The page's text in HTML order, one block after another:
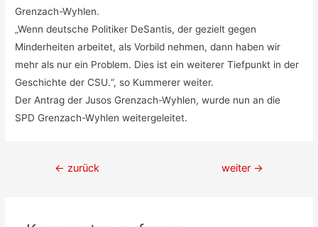
Grenzach-Wyhlen.
„Wenn deutsche Politiker DeSantis, der gezielt gegen
Minderheiten arbeitet, als Vorbild nehmen, dann haben wir
mehr als nur ein Problem. Dies ist ein weiterer Tiefpunkt in der
Geschichte der CSU.“, so Kummerer weiter.
Der Antrag der Jusos Grenzach-Wyhlen, wurde nun an die
SPD Grenzach-Wyhlen weitergeleitet.
Beitragsnavigation
← zurück weiter →